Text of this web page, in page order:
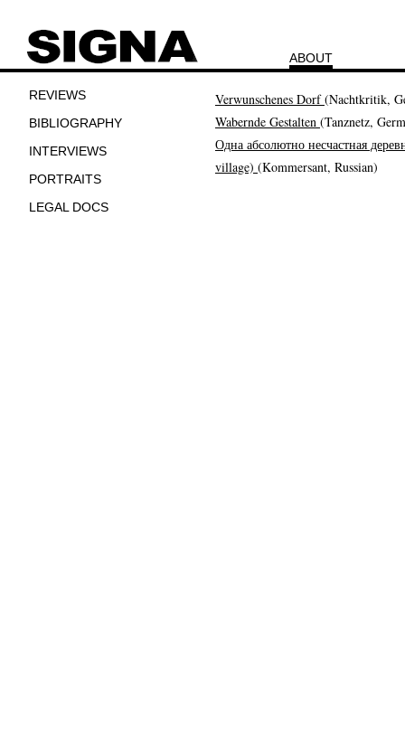
ABOUT
REVIEWS
BIBLIOGRAPHY
INTERVIEWS
PORTRAITS
LEGAL DOCS
Verwunschenes Dorf(Nachtkritik,
Wabernde Gestalten (Tanznetz,
Одна абсолютно несчастная
village) (Kommersant, Russian)